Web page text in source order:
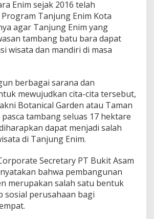
B
t
a
n
G
a
r
d
e
n
d
L
a
h
a
n
Enim sejak 2016 telah
Tanjung Enim Kota
agar Tanjung Enim yang
tambang batu bara dapat
wisata dan mandiri di masa
berbagai sarana dan
mewujudkan cita-cita tersebut,
Botanical Garden atau Taman
tambang seluas 17 hektare
dapat menjadi salah
di Tanjung Enim.
Secretary PT Bukit Asam
bahwa pembangunan
merupakan salah satu bentuk
sosial perusahaan bagi